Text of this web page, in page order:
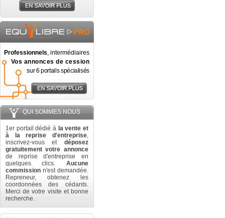
Professionnels, intermédiaires
Vos annonces de cession
sur 6 portails spécialisés
QUI SOMMES NOUS
1er portail dédié à la vente et
à la reprise d'entreprise,
inscrivez-vous et déposez
gratuitement votre annonce
de reprise d'entreprise en
quelques clics. Aucune
commission n'est demandée.
Repreneur, obtenez les
coordonnées des cédants.
Merci de votre visite et bonne
recherche.